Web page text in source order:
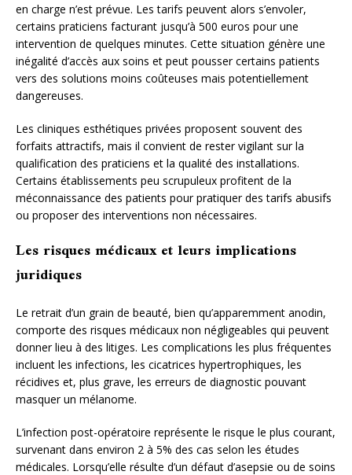
en charge n’est prévue. Les tarifs peuvent alors s’envoler,
certains praticiens facturant jusqu’à 500 euros pour une
intervention de quelques minutes. Cette situation génère une
inégalité d’accès aux soins et peut pousser certains patients
vers des solutions moins coûteuses mais potentiellement
dangereuses.
Les cliniques esthétiques privées proposent souvent des
forfaits attractifs, mais il convient de rester vigilant sur la
qualification des praticiens et la qualité des installations.
Certains établissements peu scrupuleux profitent de la
méconnaissance des patients pour pratiquer des tarifs abusifs
ou proposer des interventions non nécessaires.
Les risques médicaux et leurs implications
juridiques
Le retrait d’un grain de beauté, bien qu’apparemment anodin,
comporte des risques médicaux non négligeables qui peuvent
donner lieu à des litiges. Les complications les plus fréquentes
incluent les infections, les cicatrices hypertrophiques, les
récidives et, plus grave, les erreurs de diagnostic pouvant
masquer un mélanome.
L’infection post-opératoire représente le risque le plus courant,
survenant dans environ 2 à 5% des cas selon les études
médicales. Lorsqu’elle résulte d’un défaut d’asepsie ou de soins